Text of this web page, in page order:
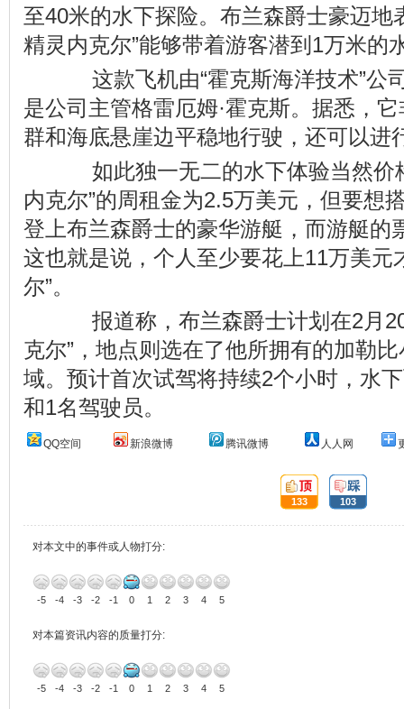
至40米的水下探险。布兰森爵士豪迈地
精灵内克尔”能够带着游客潜到1万米的
这款飞机由“霍克斯海洋技术”公
是公司主管格雷厄姆·霍克斯。据悉，
群和海底悬崖边平稳地行驶，还可以进
如此独一无二的水下体验当然价
内克尔”的周租金为2.5万美元，但要想
登上布兰森爵士的豪华游艇，而游艇的
这也就是说，个人至少要花上11万美元
尔”。
报道称，布兰森爵士计划在2月20
克尔”，地点则选在了他所拥有的加勒比
域。预计首次试驾将持续2个小时，水
和1名驾驶员。
QQ空间 新浪微博 腾讯微博 人人网
顶:
133
踩:
103
对本文中的事件或人物打分:
-5 -4 -3 -2 -1 0 1 2 3 4 5
对本篇资讯内容的质量打分:
-5 -4 -3 -2 -1 0 1 2 3 4 5